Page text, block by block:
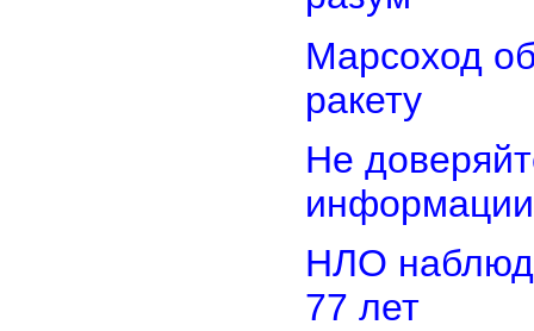
Марсоход
ракету
Не
информации
НЛО
77 лет